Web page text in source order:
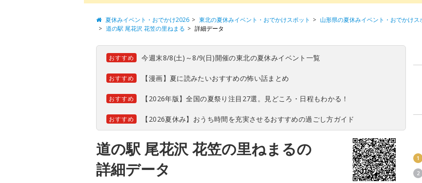
夏休みイベント・おでかけ2026 東北の夏休みイベント・おでかけスポット 山形県の夏休みイベント・おでかけス
道の駅 尾花沢 花笠の里ねまる
詳細データ
おすすめ 今週末8/8(土)～8/9(日)開催の東北の夏休みイベント一覧
おすすめ 【漫画】夏に読みたいおすすめの怖い話まとめ
おすすめ 【2026年版】全国の夏祭り注目27選。見どころ・日程もわかる！
おすすめ 【2026夏休み】おうち時間を充実させるおすすめの過ごし方ガイド
道の駅 尾花沢 花笠の里ねまるの
詳細データ
1
2